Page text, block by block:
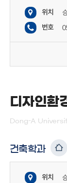
위치
번호
디자인환
Dong-A
건축학과
위치